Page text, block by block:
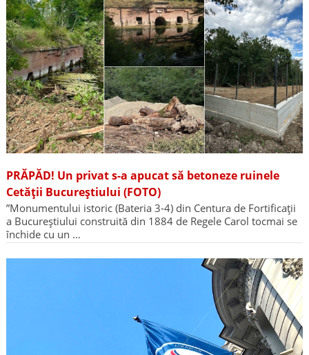
PRĂPĂD! Un privat s-a apucat să betoneze ruinele
Cetății Bucureștiului (FOTO)
”Monumentului istoric (Bateria 3-4) din Centura de Fortificații
a Bucureștiului construită din 1884 de Regele Carol tocmai se
închide cu un …